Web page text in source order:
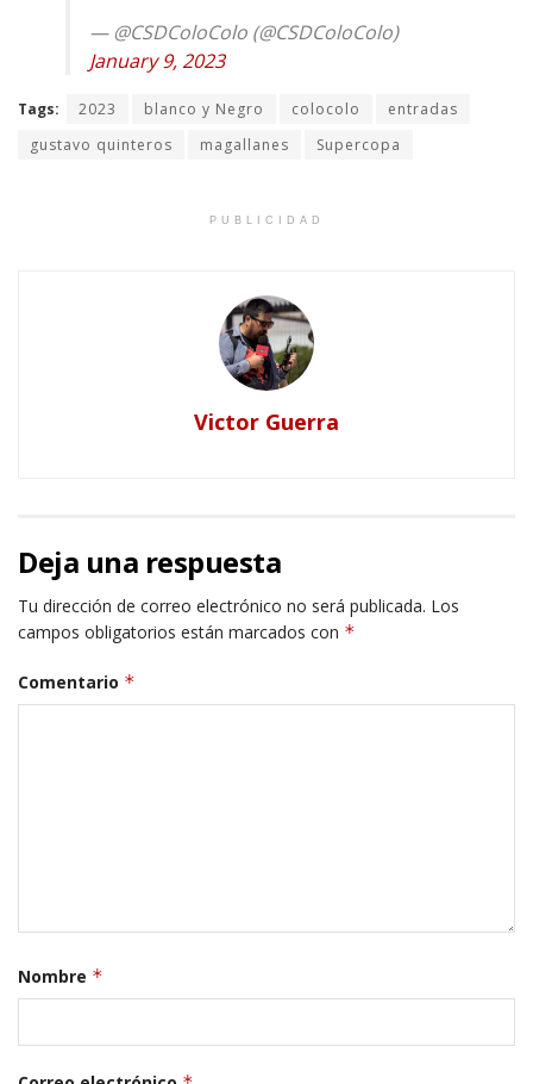
— @CSDColoColo (@CSDColoColo)
January 9, 2023
Tags: 2023 blanco y Negro colocolo
entradas
gustavo quinteros
magallanes Supercopa
PUBLICIDAD
Victor Guerra
Deja una respuesta
Tu dirección de correo electrónico no será publicada. Los
campos obligatorios están marcados con *
Comentario *
Nombre *